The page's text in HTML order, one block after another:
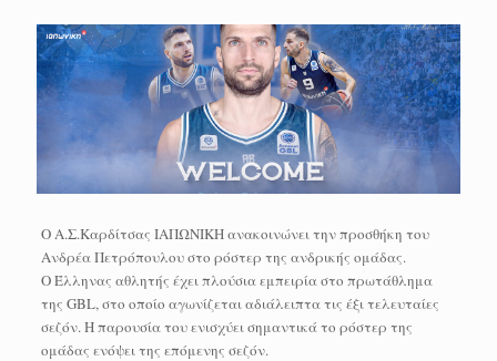
Ο Α.Σ.Καρδίτσας ΙΑΠΩΝΙΚΗ ανακοινώνει την προσθήκη του
Ανδρέα Πετρόπουλου στο ρόστερ της ανδρικής ομάδας.
Ο Έλληνας αθλητής έχει πλούσια εμπειρία στο πρωτάθλημα
της GBL, στο οποίο αγωνίζεται αδιάλειπτα τις έξι τελευταίες
σεζόν. Η παρουσία του ενισχύει σημαντικά το ρόστερ της
ομάδας ενόψει της επόμενης σεζόν.